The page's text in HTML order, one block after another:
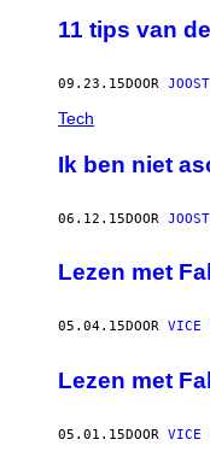
11 tips van
09.23.15DOOR
Tech
Ik ben niet
06.12.15DOOR
Lezen met
05.04.15DOOR VICE
Lezen met
05.01.15DOOR VICE